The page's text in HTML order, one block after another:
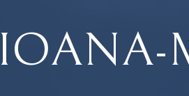
IOANA-